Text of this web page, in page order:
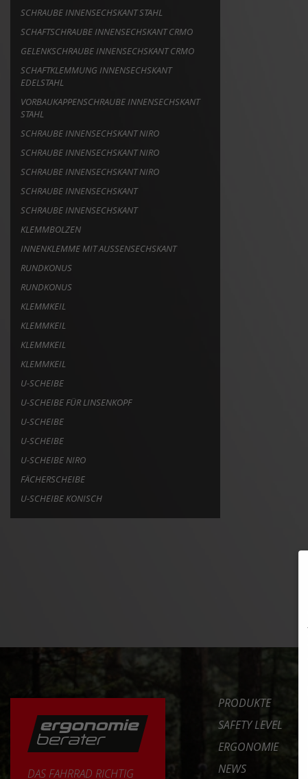
SCHRAUBE INNENSECHSKANT STAHL
SCHAFTSCHRAUBE INNENSECHSKANT CRMO
GELENKSCHRAUBE INNENSECHSKANT CRMO
SCHAFTKLEMMUNG INNENSECHSKANT
EDELSTAHL
VORBAUKAPPENSCHRAUBE INNENSECHSKANT
STAHL
SCHRAUBE INNENSECHSKANT NIRO
SCHRAUBE INNENSECHSKANT NIRO
SCHRAUBE INNENSECHSKANT NIRO
SCHRAUBE INNENSECHSKANT
SCHRAUBE INNENSECHSKANT
KLEMMBOLZEN
INNENKLEMME MIT AUSSENSECHSKANT
RUNDKONUS
RUNDKONUS
KLEMMKEIL
KLEMMKEIL
KLEMMKEIL
KLEMMKEIL
U-SCHEIBE
U-SCHEIBE FÜR LINSENKOPF
U-SCHEIBE
U-SCHEIBE
U-SCHEIBE NIRO
FÄCHERSCHEIBE
U-SCHEIBE KONISCH
DAS FAHRRAD RICHTIG
PRODUKTE
SAFETY LEVEL
ERGONOMIE
NEWS